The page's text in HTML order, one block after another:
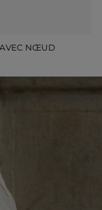
AVEC NŒUD